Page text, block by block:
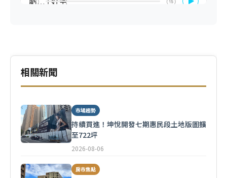
相關新聞
市場趨勢
持續買進！坤悅開發七期惠民段土地版圖擴
至722坪
2026-08-06
房市焦點